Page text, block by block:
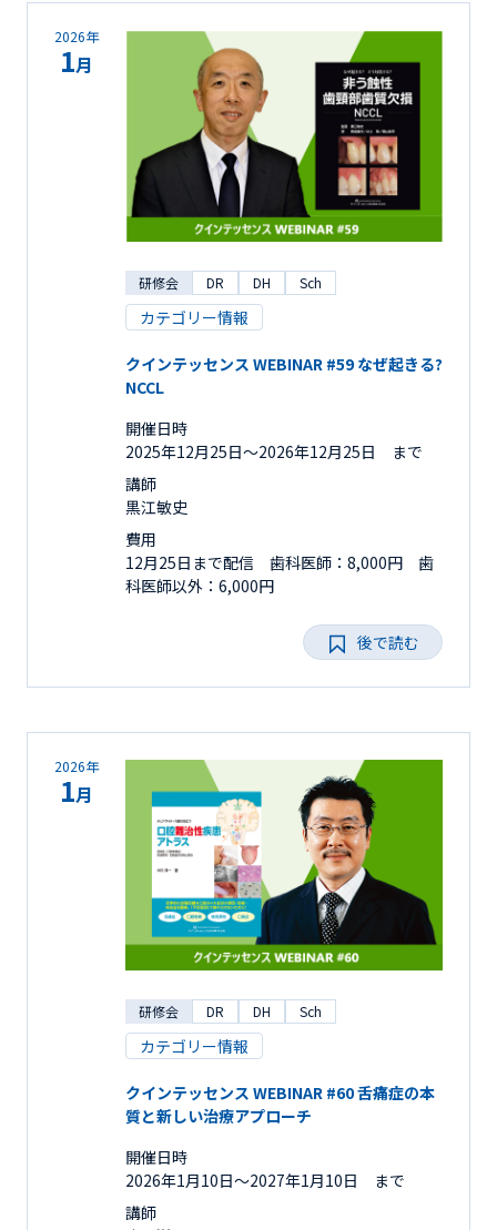
2026年
1月
研修会 DR DH Sch
カテゴリー情報
クインテッセンス WEBINAR #59 なぜ起きる?
NCCL
開催日時
2025年12月25日〜2026年12月25日 まで
講師
黒江敏史
費用
12月25日まで配信 歯科医師：8,000円 歯
科医師以外：6,000円
後で読む
2026年
1月
研修会 DR DH Sch
カテゴリー情報
クインテッセンス WEBINAR #60 舌痛症の本
質と新しい治療アプローチ
開催日時
2026年1月10日〜2027年1月10日 まで
講師